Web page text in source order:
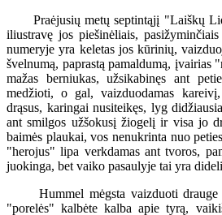
Praėjusių metų septintąjį "Laiškų
iliustravę jos piešinėliais,
numeryje yra keletas jos kūrinių,
švelnumą, paprastą pamaldumą, įvairias
mažas berniukas, užsikabinęs ant
medžioti, o gal, vaizduodamas
drąsus, karingai nusiteikęs, lyg
ant smilgos užšokusį žiogelį ir visa jo
baimės plaukai, vos nenukrinta nuo
"herojus" lipa verkdamas ant tvoros,
juokinga, bet vaiko pasaulyje tai yra
Hummel mėgsta vaizduoti drauge
"porelės" kalbėte kalba apie tyrą,